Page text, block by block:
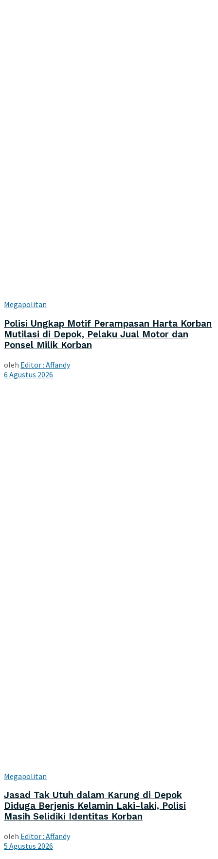
Megapolitan
Polisi Ungkap Motif Perampasan Harta Korban
Mutilasi di Depok, Pelaku Jual Motor dan
Ponsel Milik Korban
oleh Editor : Affandy
6 Agustus 2026
Megapolitan
Jasad Tak Utuh dalam Karung di Depok
Diduga Berjenis Kelamin Laki-laki, Polisi
Masih Selidiki Identitas Korban
oleh Editor : Affandy
5 Agustus 2026